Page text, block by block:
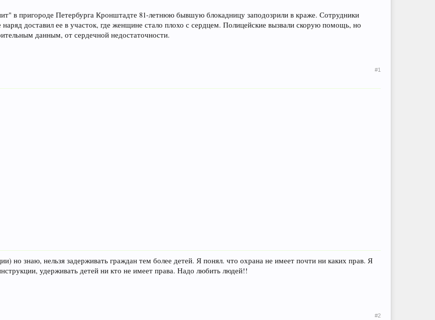
в пригороде Петербурга Кронштадте 81-летнюю бывшую блокадницу заподозрили в краже. Сотрудники
наряд доставил ее в участок, где женщине стало плохо с сердцем. Полицейские вызвали скорую помощь, но
данным, от сердечной недостаточности.
#1
но знаю, нельзя задерживать граждан тем более детей. Я понял. что охрана не имеет почти ни каких прав. Я
удерживать детей ни кто не имеет права. Надо любить людей!!
#2